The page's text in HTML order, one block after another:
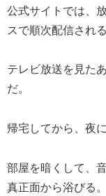
公式サイトでは、
スで順次配信され
テレビ放送を見た
だ。
帰宅してから、夜
部屋を暗くして、
真正面から浴びる。